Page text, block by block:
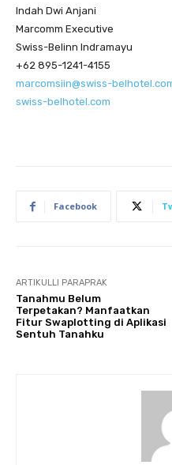
Indah Dwi Anjani
Marcomm Executive
Swiss-Belinn Indramayu
+62 895-1241-4155
marcomsiin@swiss-
swiss-belhotel.com
Facebook
ARTIKULLI PARAPRAK
Tanahmu Belum
Terpetakan? Manfaatkan
Fitur Swaplotting di Aplikasi
Sentuh Tanahku